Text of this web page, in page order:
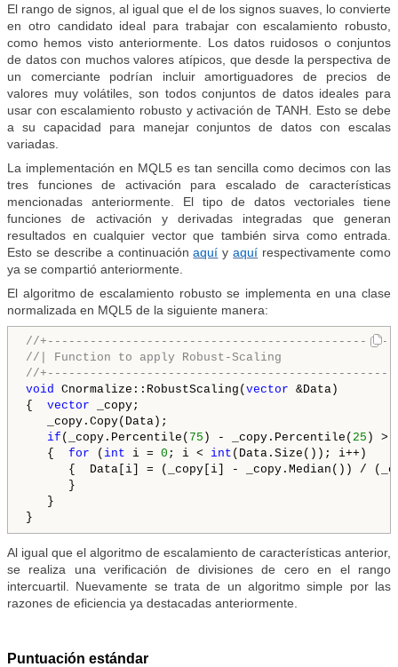
El rango de signos, al igual que el de los signos suaves, lo convierte
en otro candidato ideal para trabajar con escalamiento robusto,
como hemos visto anteriormente. Los datos ruidosos o conjuntos
de datos con muchos valores atípicos, que desde la perspectiva de
un comerciante podrían incluir amortiguadores de precios de
valores muy volátiles, son todos conjuntos de datos ideales para
usar con escalamiento robusto y activación de TANH. Esto se debe
a su capacidad para manejar conjuntos de datos con escalas
variadas.
La implementación en MQL5 es tan sencilla como decimos con las
tres funciones de activación para escalado de características
mencionadas anteriormente. El tipo de datos vectoriales tiene
funciones de activación y derivadas integradas que generan
resultados en cualquier vector que también sirva como entrada.
Esto se describe a continuaciónaquí yaquí respectivamente como
ya se compartió anteriormente.
El algoritmo de escalamiento robusto se implementa en una clase
normalizada en MQL5 de la siguiente manera:
//
//| Function to apply Robust-Scaling
//
void
Cnormalize::RobustScaling(vector &Data)
{ vector _copy;
_copy.Copy(Data);
if (_copy.Percentile( 75 ) - _copy.Percentile( 25 ) >
{ for ( int i = 0 ; i < int (Data.Size()); i++)
{  Data[i] = (_copy[i] - _copy.Median()) /
}
}
}
Al igual que el algoritmo de escalamiento de características anterior,
se realiza una verificación de divisiones de cero en el rango
intercuartil. Nuevamente se trata de un algoritmo simple por las
razones de eficiencia ya destacadas anteriormente.
Puntuación estándar